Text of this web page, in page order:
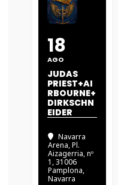
18
AGO
JUDAS
PRIEST+AI
RBOURNE+
DIRKSCHN
EIDER
Navarra
Arena, Pl.
Aizagerria, nº
1, 31006
Pamplona,
Navarra